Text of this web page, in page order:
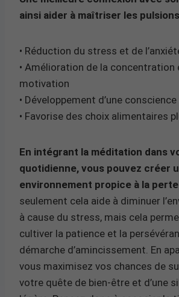
ainsi aider à maîtriser les
• Réduction du stress et de
• Amélioration de la concentration
motivation
• Développement d’une
• Favorise des choix alimentaires
En intégrant la méditation dans
quotidienne, vous pouvez créer
environnement propice à la
seulement cela aide à diminuer
à cause du stress, mais cela
cultiver la patience et la
démarche d’amincissement. En
vous maximisez vos chances de
votre quête de bien-être et d’une